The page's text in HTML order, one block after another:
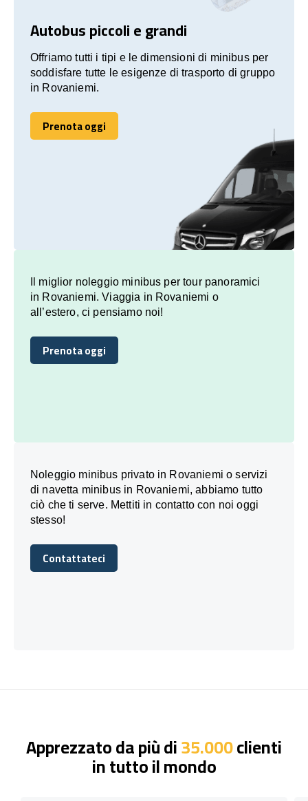
Autobus piccoli e grandi
Offriamo tutti i tipi e le dimensioni di minibus per
soddisfare tutte le esigenze di trasporto di gruppo
in Rovaniemi.
Prenota oggi
Prenota oggi
Il miglior noleggio minibus per tour panoramici
in Rovaniemi. Viaggia in Rovaniemi o
all’estero, ci pensiamo noi!
Prenota oggi
Prenota oggi
Noleggio minibus privato in Rovaniemi o servizi
di navetta minibus in Rovaniemi, abbiamo tutto
ciò che ti serve. Mettiti in contatto con noi oggi
stesso!
Contattateci
Contattateci
Apprezzato da più di35.000clienti
in tutto il mondo